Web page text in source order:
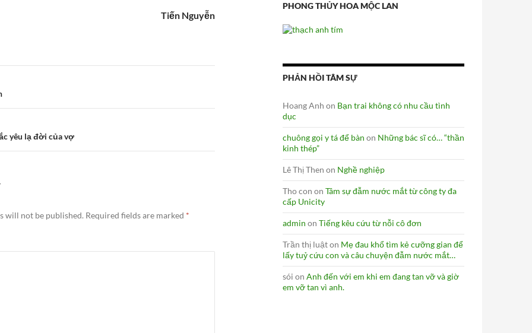
Tiến Nguyễn
yêu lạ đời của vợ
will not be published. Required fields are marked *
PHONG THỦY HOA MỘC LAN
PHẢN HỒI TÂM SỰ
Hoang Anh on Bạn trai không có nhu cầu tình
dục
chuông gọi y tá để bàn on Những bác sĩ có… “thần
kinh thép”
Lê Thị Then on Nghề nghiệp
Tho con on Tâm sự đẫm nước mắt từ công ty đa
cấp Unicity
admin on Tiếng kêu cứu từ nỗi cô đơn
Trần thị luậton Mẹ đau khổ tìm kẻ cưỡng gian để
lấy tuỷ cứu con và câu chuyện đẫm nước mắt…
sói on Anh đến với em khi em đang tan vỡ và giờ
em vỡ tan vì anh.